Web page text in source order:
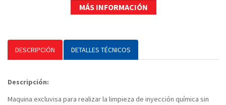
MÁS INFORMACIÓN
DESCRIPCIÓN DETALLES TÉCNICOS
Descripción:
Maquina excluvisa para realizar la limpieza de inyección química sin